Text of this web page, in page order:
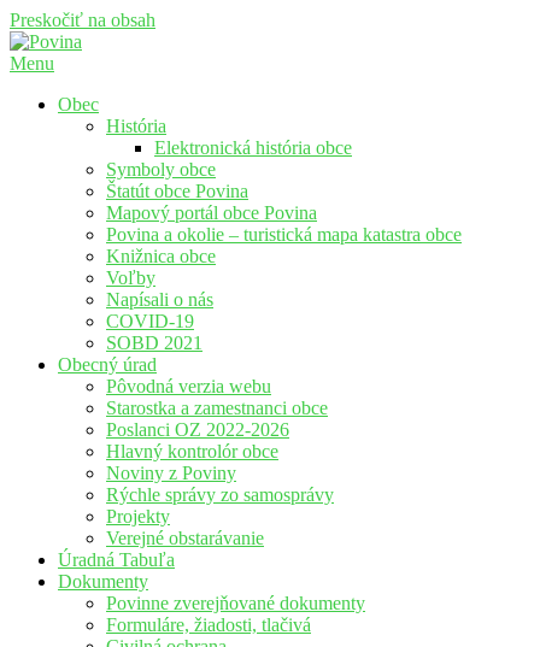
Preskočiť na obsah
Menu
Obec
História
Elektronická história obce
Symboly obce
Štatút obce Povina
Mapový portál obce Povina
Povina a okolie – turistická mapa katastra obce
Knižnica obce
Voľby
Napísali o nás
COVID-19
SOBD 2021
Obecný úrad
Pôvodná verzia webu
Starostka a zamestnanci obce
Poslanci OZ 2022-2026
Hlavný kontrolór obce
Noviny z Poviny
Rýchle správy zo samosprávy
Projekty
Verejné obstarávanie
Úradná Tabuľa
Dokumenty
Povinne zverejňované dokumenty
Formuláre, žiadosti, tlačivá